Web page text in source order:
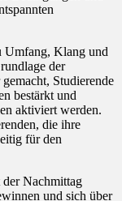
Umfang, Klang und
der
Studierende
bestärkt und
aktiviert werden.
die ihre
für den
Nachmittag
und sich über